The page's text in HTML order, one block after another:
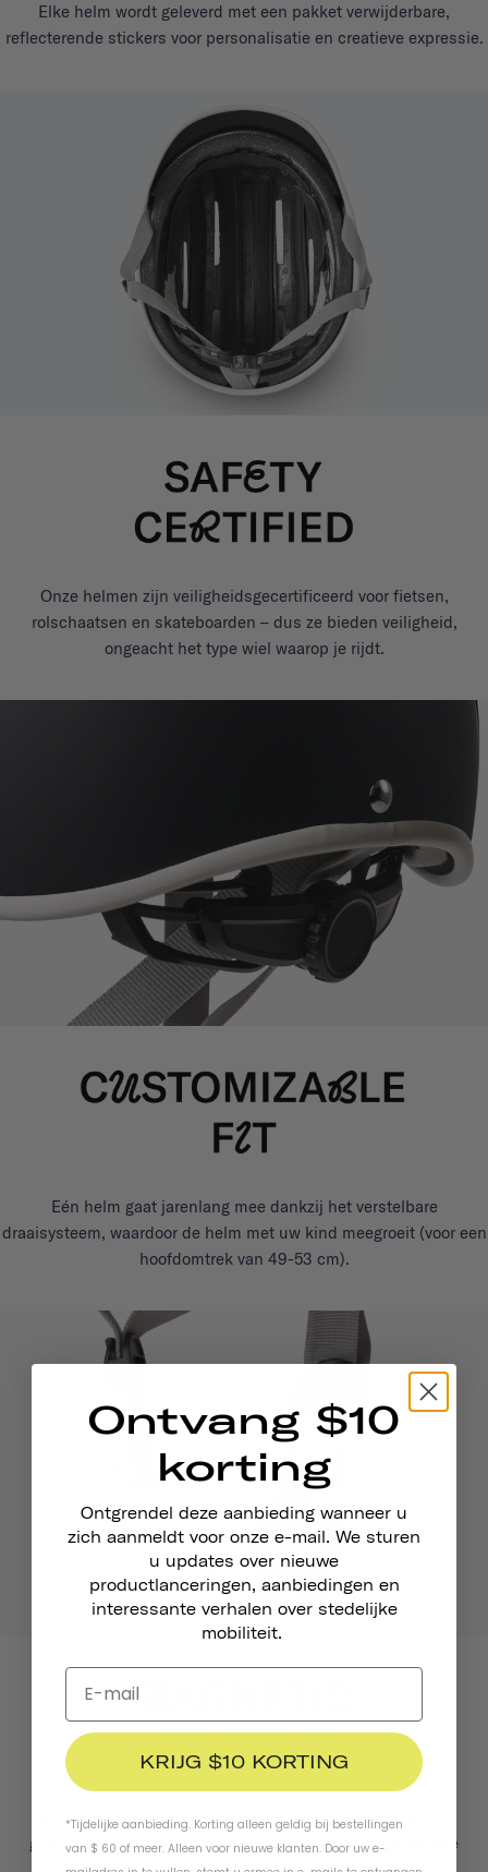
Elke helm wordt geleverd met een pakket verwijderbare,
reflecterende stickers voor personalisatie en creatieve expressie.
Onze helmen zijn veiligheidsgecertificeerd voor fietsen,
rolschaatsen en skateboarden – dus ze bieden veiligheid,
ongeacht het type wiel waarop je rijdt.
Eén helm gaat jarenlang mee dankzij het verstelbare
draaisysteem, waardoor de helm met uw kind meegroeit (voor een
hoofdomtrek van 49-53 cm).
Geen tranen meer vanwege gekneusde huid dankzij onze
gebruiksvriendelijke en op veiligheid geteste magnetische
Ontvang $10
korting
Ontgrendel deze aanbieding wanneer u
zich aanmeldt voor onze e-mail. We sturen
u updates over nieuwe
productlanceringen, aanbiedingen en
interessante verhalen over stedelijke
mobiliteit.
KRIJG $10 KORTING
*Tijdelijke aanbieding. Korting alleen geldig bij bestellingen
van $ 60 of meer. Alleen voor nieuwe klanten. Door uw e-